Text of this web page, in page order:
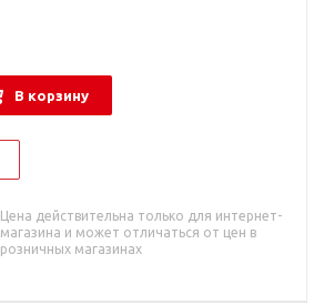
В корзину
Цена действительна только для интернет-
магазина и может отличаться от цен в
розничных магазинах